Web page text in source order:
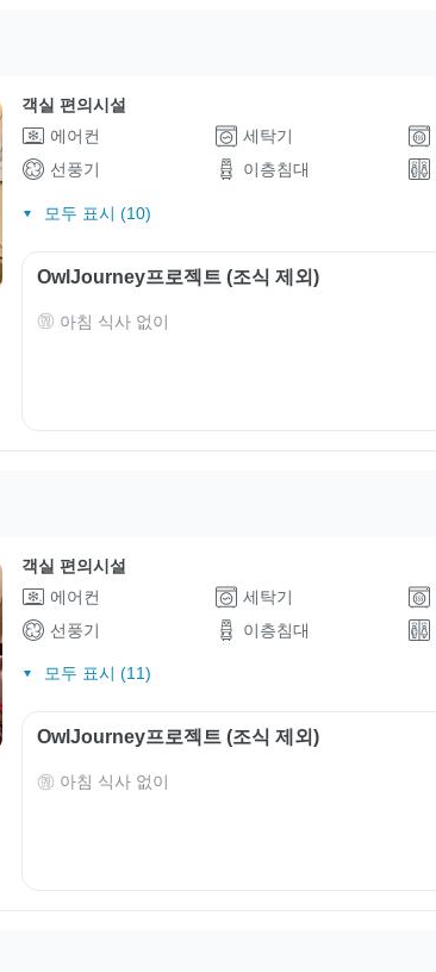
객실 편의시설
에어컨
세탁기
선풍기
이층침대
모두 표시 (10)
OwlJourney프로젝트 (조식 제외)
아침 식사 없이
객실 편의시설
에어컨
세탁기
선풍기
이층침대
모두 표시 (11)
OwlJourney프로젝트 (조식 제외)
아침 식사 없이